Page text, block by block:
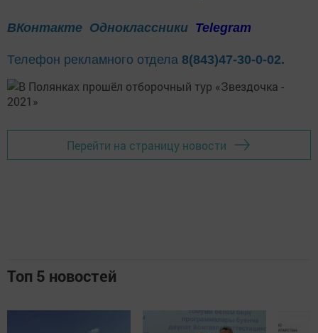
ВКонтакте Одноклассники Telegram
Телефон рекламного отдела 8(843)47-30-0-02.
Перейти на страницу новости
Топ 5 новостей